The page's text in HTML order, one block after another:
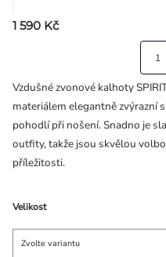
1 590 Kč
Velikost
Vzdušné zvonové kalhoty
materiálem elegantně zvýrazní
pohodlí při nošení. Snadno je
outfity, takže jsou skvělou
příležitosti.